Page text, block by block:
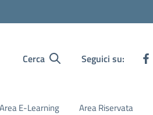
Cerca Seguici su:
Area E-Learning Area Riservata